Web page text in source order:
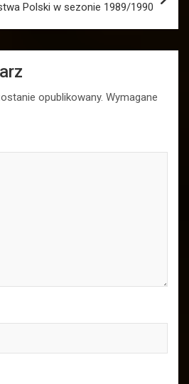
Polski w sezonie 1989/1990
opublikowany. Wymagane